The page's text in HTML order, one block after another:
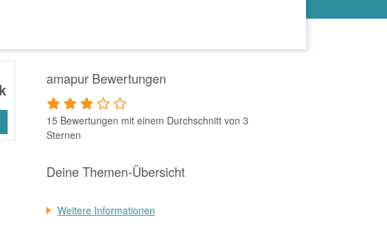
amapur Bewertungen
15 Bewertungen mit einem Durchschnitt von 3
Sternen
Deine Themen-Übersicht
Weitere Informationen